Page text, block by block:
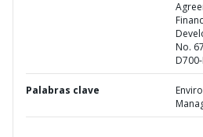
No.
Palabras clave